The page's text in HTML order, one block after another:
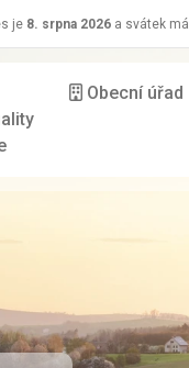
je 8. srpna 2026 a svátek má
Obecní úřad